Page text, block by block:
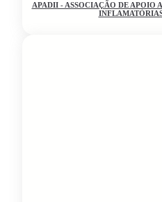
APADII - ASSOCIAÇÃO DE APOIO